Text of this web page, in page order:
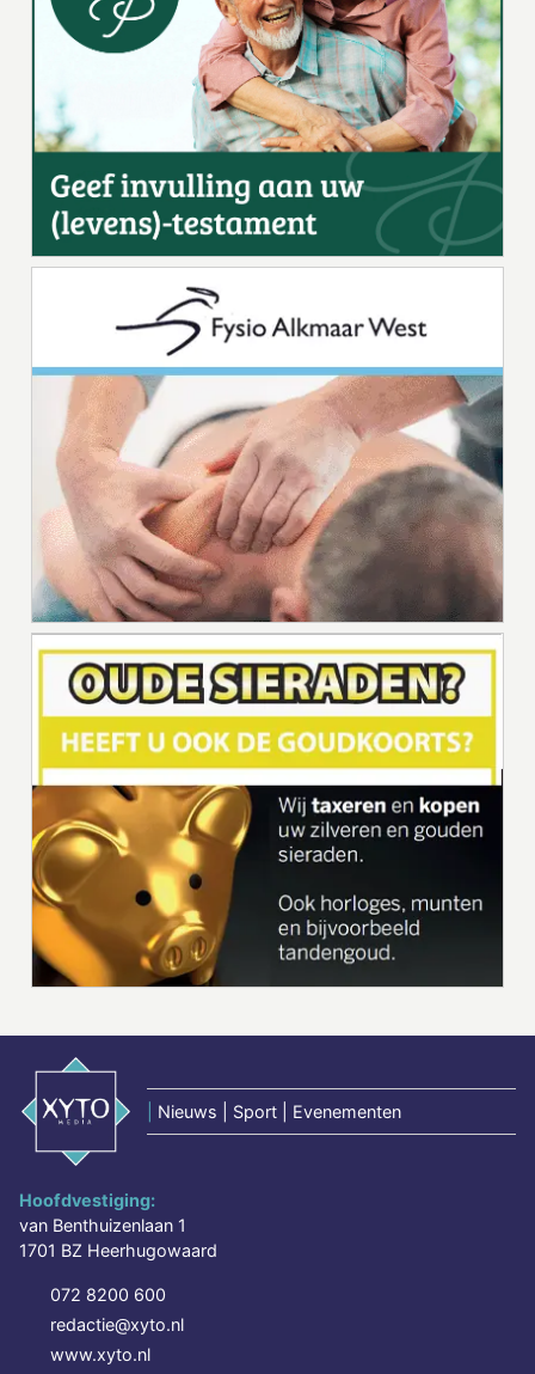
Nieuws | Sport | Evenementen
Hoofdvestiging:
van Benthuizenlaan 1
1701 BZ Heerhugowaard
072 8200 600
redactie@xyto.nl
www.xyto.nl